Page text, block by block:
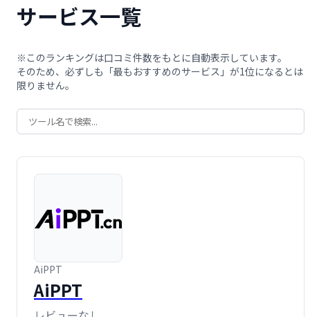
サービス一覧
※このランキングは口コミ件数をもとに自動表示しています。
そのため、必ずしも「最もおすすめのサービス」が1位になるとは
限りません。
AiPPT
AiPPT